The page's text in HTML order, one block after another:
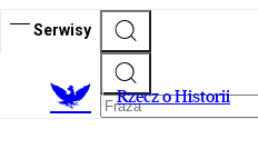
Serwisy
Rzecz o Historii